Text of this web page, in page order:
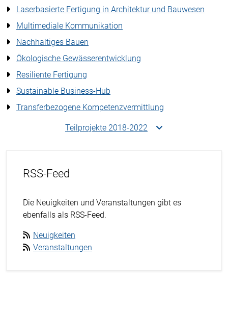
Laserbasierte Fertigung in Architektur und Bauwesen
Multimediale Kommunikation
Nachhaltiges Bauen
Ökologische Gewässerentwicklung
Resiliente Fertigung
Sustainable Business-Hub
Transferbezogene Kompetenzvermittlung
Teilprojekte 2018-2022
RSS-Feed
Die Neuigkeiten und Veranstaltungen gibt es
ebenfalls als RSS-Feed.
Neuigkeiten
Veranstaltungen